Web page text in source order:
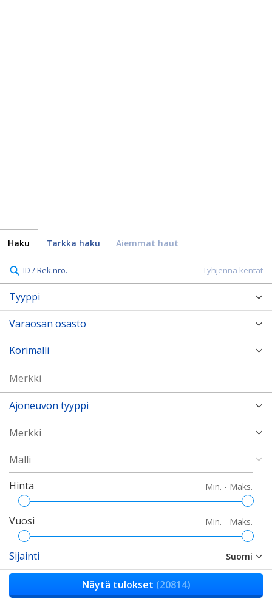
Haku Tarkka haku Aiemmat haut
Tyhjennä kentät
ID / Rek.nro.
Tyyppi
Varaosan osasto
Korimalli
Ajoneuvon tyyppi
Min. - Maks.
Hinta
Min. - Maks.
Vuosi
Suomi
Sijainti
Näytä tulokset (20814)